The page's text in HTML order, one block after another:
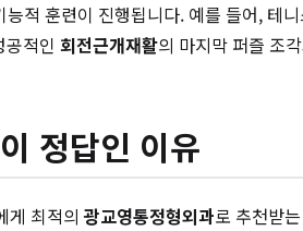
적 훈련이 진행됩니다. 예를 들어, 테
적인 회전근개재활의 마지막 퍼즐 조
정답인 이유
게 최적의광교영통정형외과로 추천받